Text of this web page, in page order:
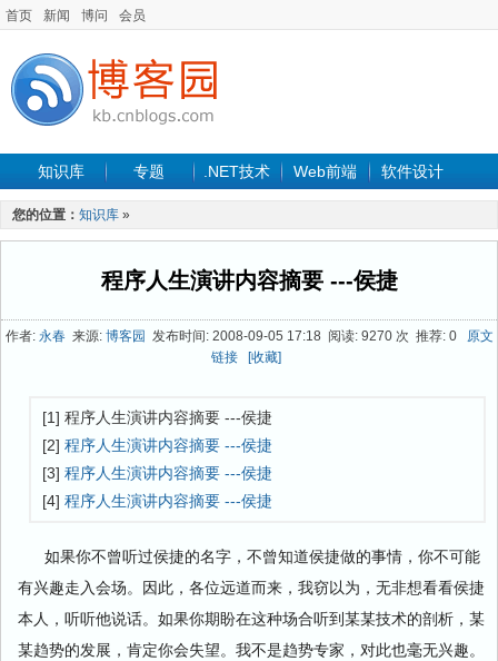
首页 新闻 博问 会员
知识库 专题 .NET技术 Web前端 软件设计
手机开发
最新文章
您的位置： 知识库 »
程序人生演讲内容摘要 ---侯捷
作者: 永春来源: 博客园 发布时间: 2008-09-05 17:18 阅读: 9270 次 推荐: 0
原文
链接
[收藏]
[1] 程序人生演讲内容摘要 ---侯捷
[2] 程序人生演讲内容摘要 ---侯捷
[3] 程序人生演讲内容摘要 ---侯捷
[4] 程序人生演讲内容摘要 ---侯捷
如果你不曾听过侯捷的名字，不曾知道侯捷做的事情，你不可能
有兴趣走入会场。因此，各位远道而来，我窃以为，无非想看看侯捷
本人，听听他说话。如果你期盼在这种场合听到某某技术的剖析，某
某趋势的发展，肯定你会失望。我不是趋势专家，对此也毫无兴趣。